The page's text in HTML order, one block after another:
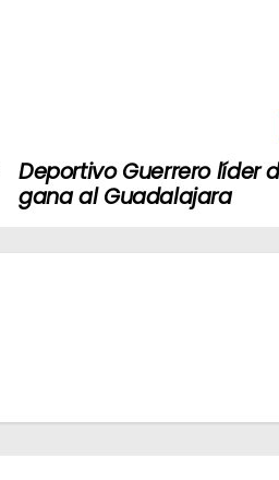
Deportivo Guerrero líder
gana al Guadalajara